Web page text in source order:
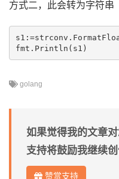
方式二，此会转为字符串
golang
如果觉得我的文章
支持将鼓励我继续创
赞赏支持